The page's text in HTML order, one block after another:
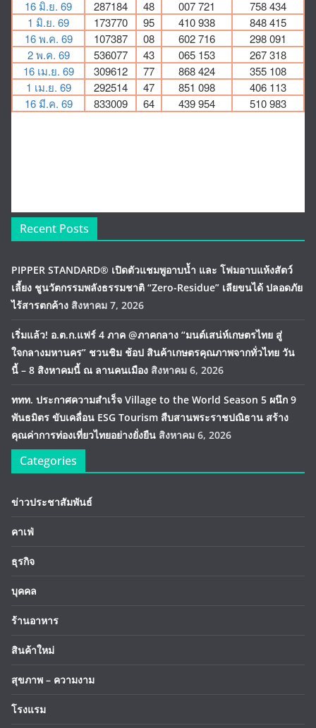
Recent Posts
PIPPER STANDARD® เปิดตัวแชมพูอาบน้ำ และ โฟมอาบแห้งสัตว์
เลี้ยง ชูนวัตกรรมพลังธรรมชาติ “Zero-Residue” เลียขนได้ ปลอดภัย
ไร้สารตกค้าง สิงหาคม 7, 2026
เริ่มแล้ว! อ.ต.ก.แฟร์ 4 ภาค @ภาคกลาง “มนต์เสน่ห์เกษตรไทย สู่
ใจกลางมหานคร” ชวนชิม ช้อป สินค้าเกษตรคุณภาพจากทั่วไทย วัน
นี้ – 8 สิงหาคมนี้ ณ ลานคนเมือง สิงหาคม 6, 2026
ททท. ประกาศความสำเร็จ Village to the World Season 5 ผนึก 9
พันธมิตร ขับเคลื่อน ESG Tourism สืบสานพระราชปณิธาน สร้าง
คุณค่าการท่องเที่ยวไทยอย่างยั่งยืน สิงหาคม 6, 2026
Categories
ข่าวประชาสัมพันธ์
คาเฟ่
ธุรกิจ
บุคคล
ร้านอาหาร
สินค้าใหม่
สุขภาพ – ความงาม
โรงแรม